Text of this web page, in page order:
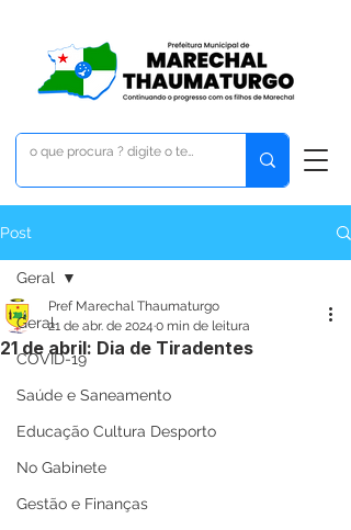
Post
Geral
COVID-19
Saúde e Saneamento
Educação Cultura Desporto
No Gabinete
Gestão e Finanças
Geral
21 de abril: Dia de Tiradentes
Pref Marechal Thaumaturgo
21 de abr. de 2024 0 min de leitura